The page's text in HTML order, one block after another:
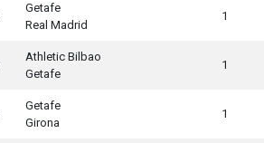
Getafe
Real Madrid
1
Athletic Bilbao
Getafe
1
Getafe
Girona
1